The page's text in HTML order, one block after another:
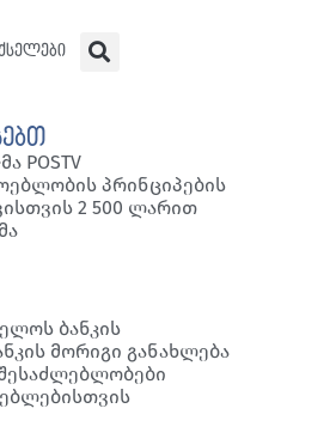
POSTV
პრინციპების
2 500 ლარით
ბანკის
მორიგი განახლება